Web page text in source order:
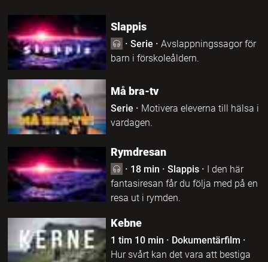
379 program hittades
Slappis
· Serie · Avslappningssagor för
barn i förskoleåldern.
Må bra-tv
Serie · Motivera eleverna till hälsa i
vardagen.
Rymdresan
· 18 min · Slappis· I den här
fantasiresan får du följa med på en
resa ut i rymden.
Kebne
1 tim 10 min · Dokumentärfilm ·
Hur svårt kan det vara att bestiga